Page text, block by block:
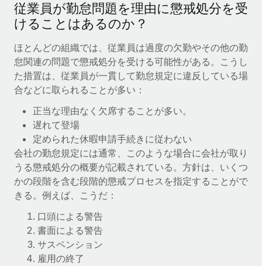
給与, 賃金は詐欺の特に魅力的な標的です。多額の資金がシステ
ム間で頻繁に移動しているためです。このため、自社のビジネス
を保護することは極めて重要です。...
詳細を見る
従業員が勤怠問題を理由に懲戒処分を受
けることはあるのか？
ほとんどの組織では、従業員は過度の欠勤やその他の勤
怠関連の問題で懲戒処分を受ける可能性がある。こうし
た措置は、従業員が一貫して勤怠規定に違反している場
合などに取られることが多い：
正当な理由なく欠席することが多い。
遅れて登場
定められた休暇申請手続きに従わない
会社の勤怠規定には通常、このような場合に会社が取り
うる懲戒処分の概要が記載されている。方針は、いくつ
かの段階を含む段階的懲戒プロセスを指定することがで
きる。例えば、こうだ：
口頭による警告
書面による警告
サスペンション
雇用の終了